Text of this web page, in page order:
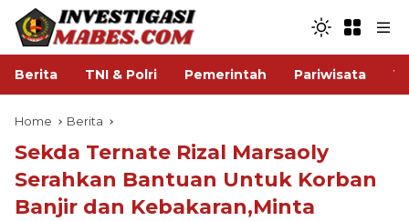
Berita TNI & Polri Pemerintah Pariwisata
Home Berita
Sekda Ternate Rizal Marsaoly
Serahkan Bantuan Untuk Korban
Banjir dan Kebakaran,Minta